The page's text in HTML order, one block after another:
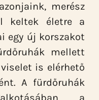
merész
keltek életre a
egy új korszakot
mellett
is elérhető
A fürdőruhák